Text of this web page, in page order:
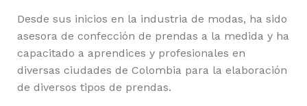
Desde sus inicios en la industria de modas, ha sido
asesora de confección de prendas a la medida y ha
capacitado a aprendices y profesionales en
diversas ciudades de Colombia para la elaboración
de diversos tipos de prendas.